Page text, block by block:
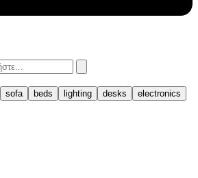
sofa beds lighting desks electronics